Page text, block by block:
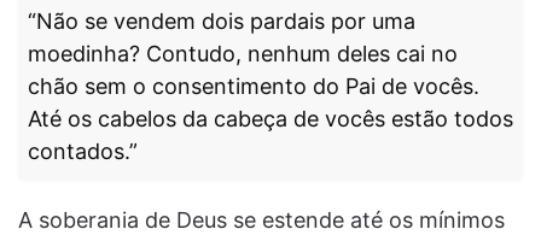
“Não se vendem dois pardais por uma
moedinha? Contudo, nenhum deles cai no
chão sem o consentimento do Pai de vocês.
Até os cabelos da cabeça de vocês estão todos
contados.”
A soberania de Deus se estende até os mínimos